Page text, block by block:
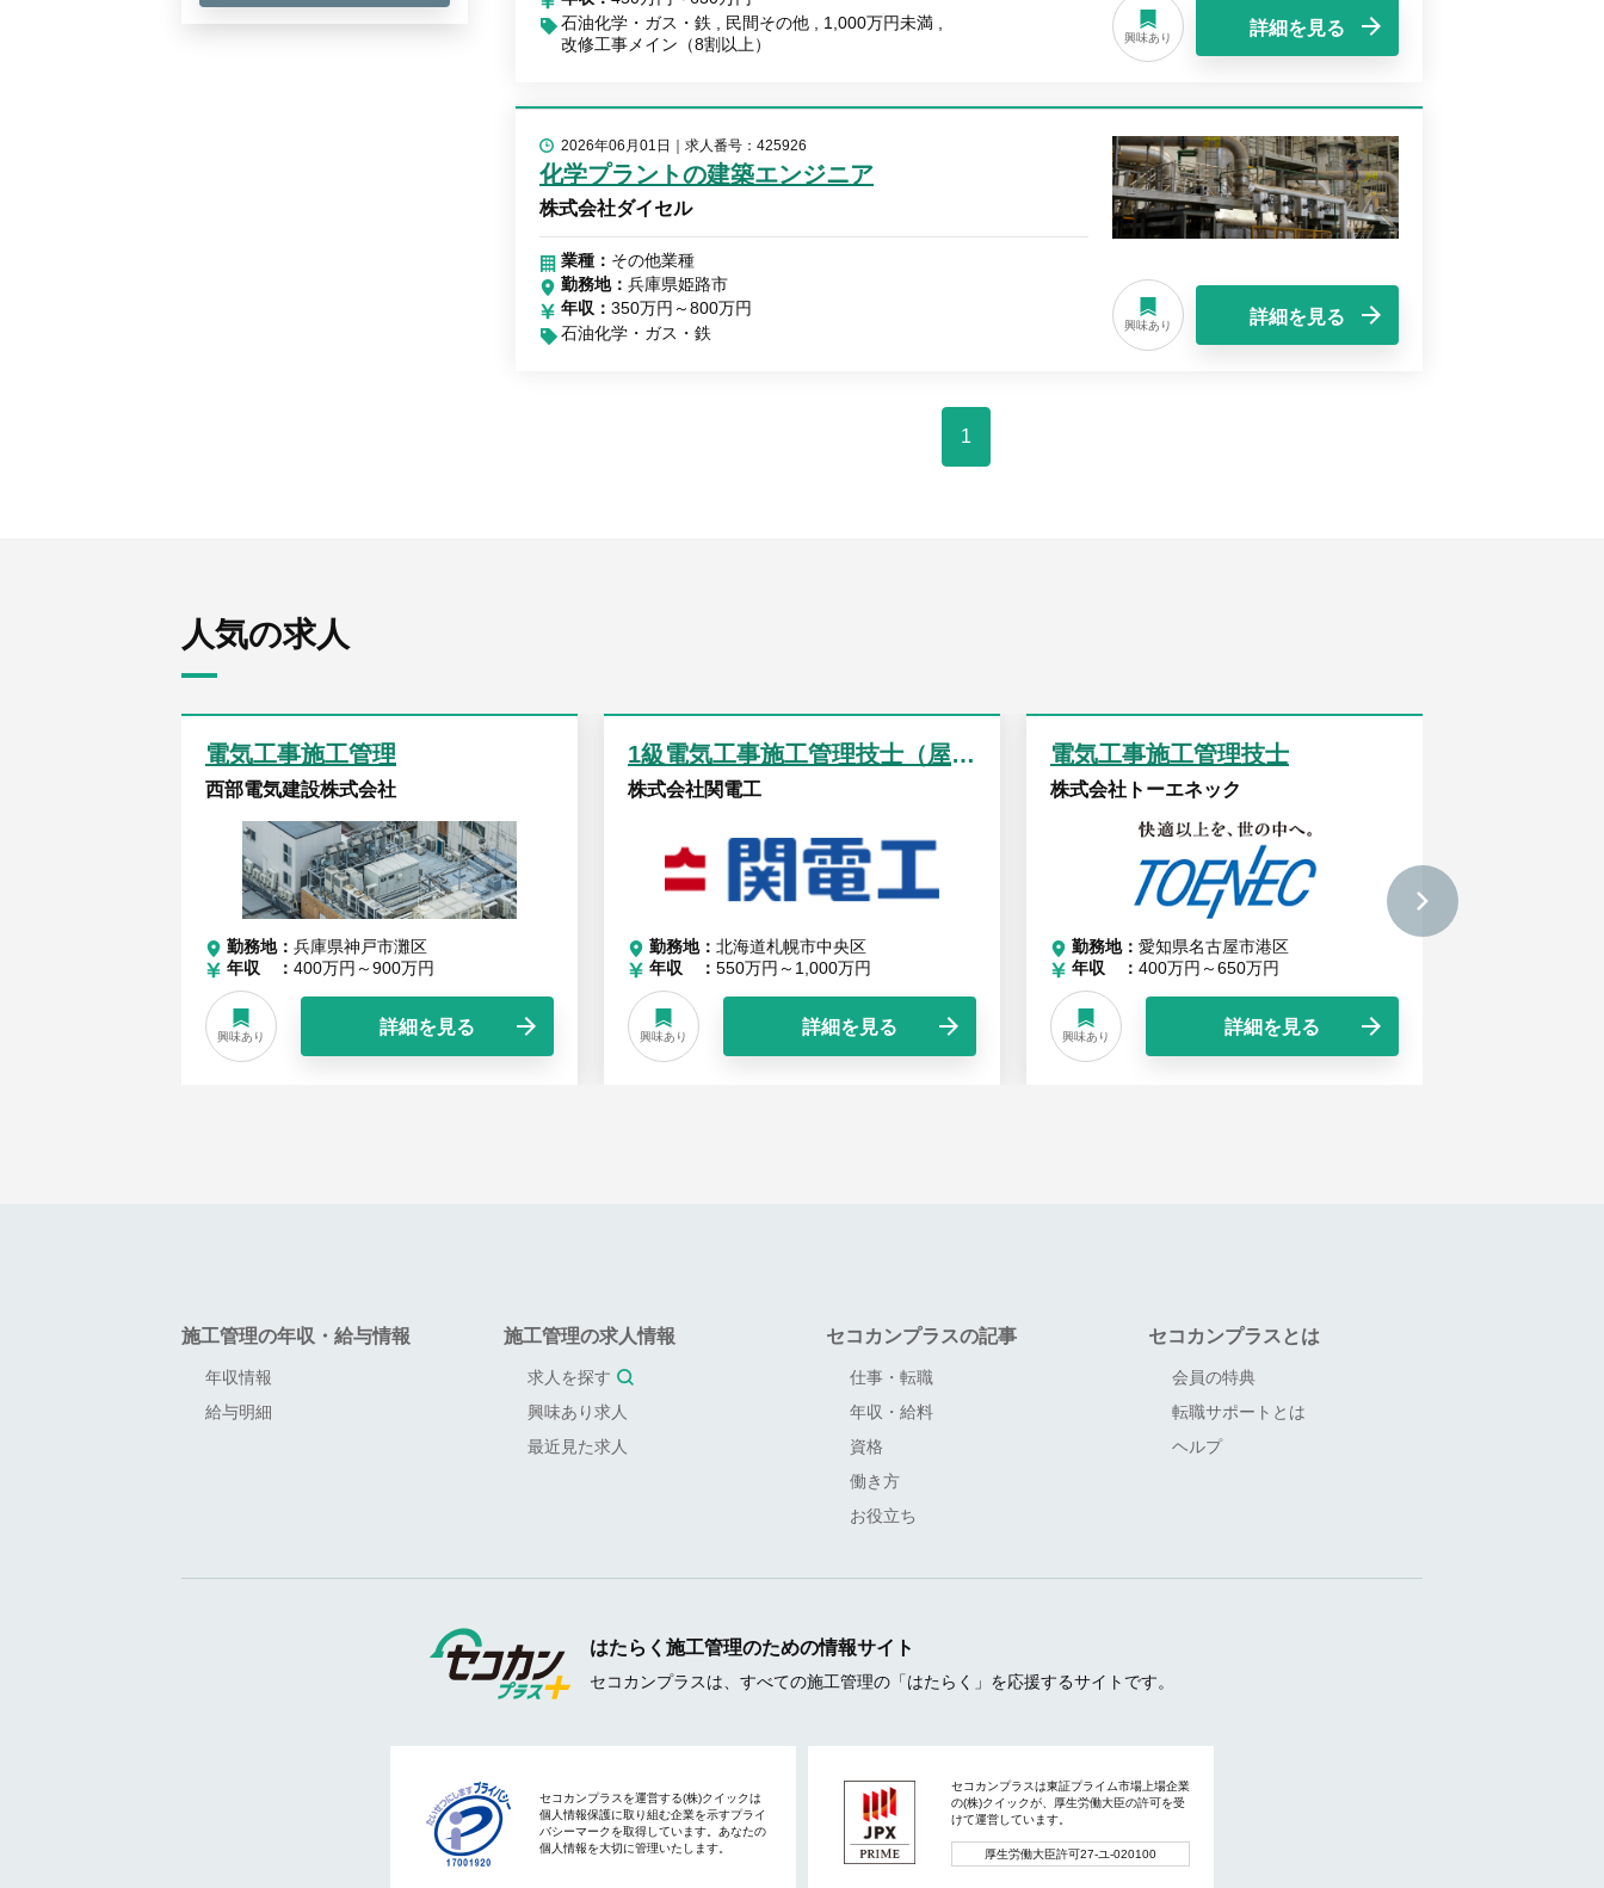
石油化学・ガス・鉄
民間その他
1,000万円未満
改修工事メイン（8割以上）
興味あり 詳細を見る
2026年06月01日 求人番号：425926
化学プラントの建築エンジニア
株式会社ダイセル
業種： その他業種
勤務地
兵庫県姫路市
年収
350万円～800万円
石油化学・ガス・鉄
興味あり 詳細を見る
1
人気の求人
電気工事施工管理
西部電気建設株式会社
勤務地
兵庫県神戸市灘区
年収
400万円～900万円
興味あり 詳細を見る
1級電気工事施工管理技士（屋内線部門）
株式会社関電工
勤務地
北海道札幌市中央区
年収
550万円～1,000万円
興味あり 詳細を見る
電気工事施工管理技士
株式会社トーエネック
勤務地
愛知県名古屋市港区
年収
400万円～650万円
興味あり 詳細を見る
施工管理の年収・給与情報
年収情報
給与明細
施工管理の求人情報
求人を探す
興味あり求人
最近見た求人
セコカンプラスの記事
仕事・転職
年収・給料
資格
働き方
お役立ち
セコカンプラスとは
会員の特典
転職サポートとは
ヘルプ
はたらく施工管理のための情報サイト
セコカンプラスは、すべての施工管理の「はたらく」を応援するサイトです。
セコカンプラスを運営する(株)クイックは
個人情報保護に取り組む企業を示すプライ
バシーマークを取得しています。あなたの
個人情報を大切に管理いたします。
セコカンプラスは東証プライム市場上場企業
の(株)クイックが、厚生労働大臣の許可を受
けて運営しています。
厚生労働大臣許可27-ユ-020100